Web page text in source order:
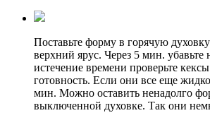
Поставьте форму в горячую
верхний ярус. Через 5 мин. убавьте
истечение времени проверьте
готовность. Если они все еще
мин. Можно оставить ненадолго
выключенной духовке. Так они